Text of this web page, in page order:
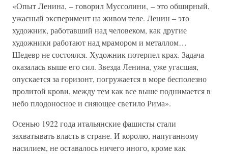
«Опыт Ленина, – говорил Муссолини, – это обширный,
ужасный эксперимент на живом теле. Ленин – это
художник, работавший над человеком, как другие
художники работают над мрамором и металлом…
Шедевр не состоялся. Художник потерпел крах. Задача
оказалась выше его сил. Звезда Ленина, уже угасшая,
опускается за горизонт, погружается в море бесполезно
пролитой крови, между тем как все выше поднимается в
небо плодоносное и сияющее светило Рима».
Осенью 1922 года итальянские фашисты стали
захватывать власть в стране. И королю, напуганному
насилием, не оставалось ничего иного, кроме как